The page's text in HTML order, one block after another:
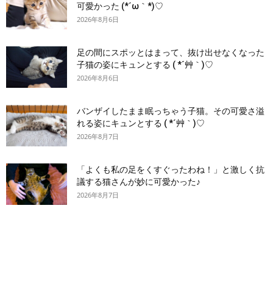
可愛かった (*´ω｀*)♡
2026年8月6日
足の間にスポッとはまって、抜け出せなくなった
子猫の姿にキュンとする ( *´艸｀)♡
2026年8月6日
バンザイしたまま眠っちゃう子猫。その可愛さ溢
れる姿にキュンとする ( *´艸｀)♡
2026年8月7日
「よくも私の足をくすぐったわね！」と激しく抗
議する猫さんが妙に可愛かった♪
2026年8月7日